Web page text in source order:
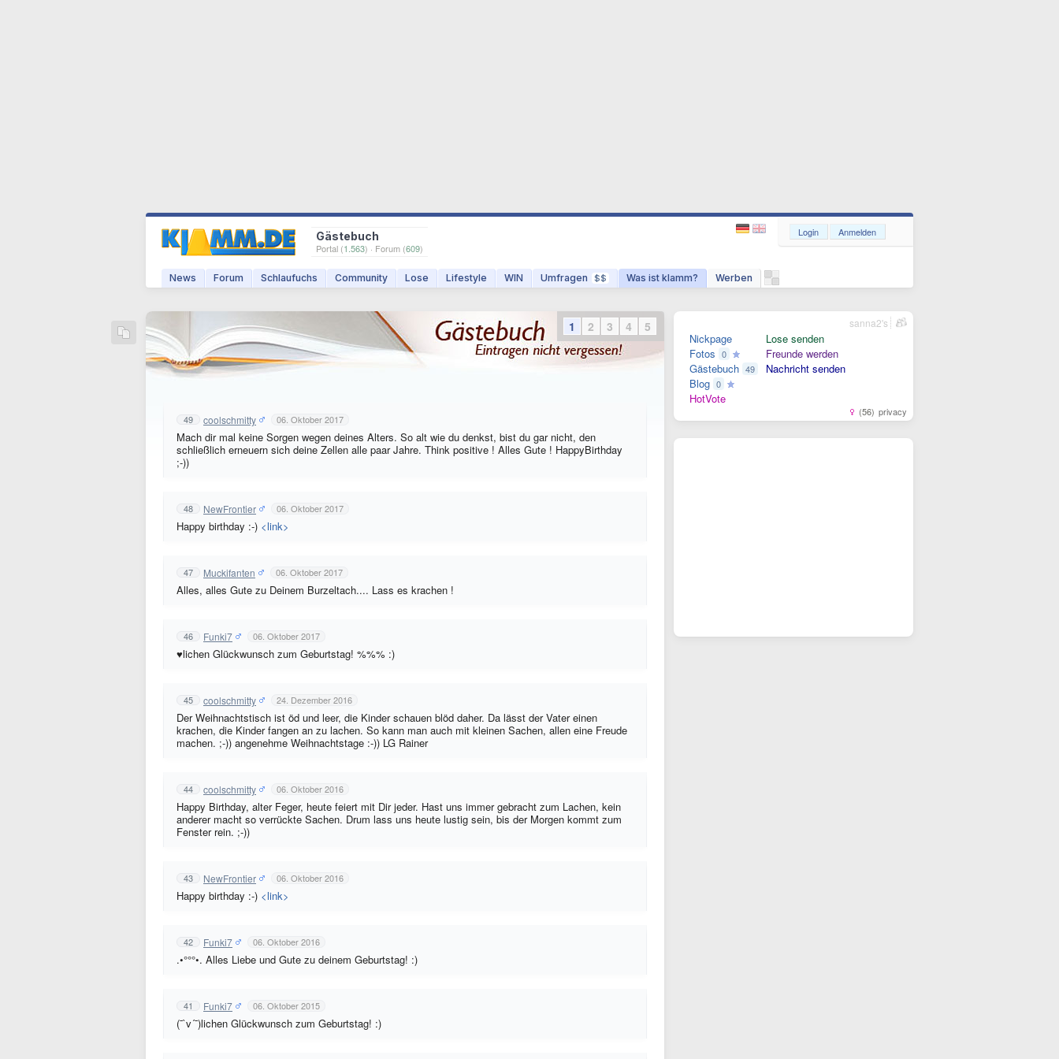
Gästebuch
Portal (1.563) · Forum (609)
News Forum Schlaufuchs Community Lose Lifestyle WIN Umfragen $$ Was ist klamm? Werben
Login Anmelden
49 coolschmitty 06. Oktober 2017
Mach dir mal keine Sorgen wegen deines Alters. So alt wie du denkst, bist du gar nicht, den
schließlich erneuern sich deine Zellen alle paar Jahre. Think positive ! Alles Gute ! HappyBirthday
;-))
48 NewFrontier 06. Oktober 2017
Happy birthday :-) <link>
47 Muckifanten 06. Oktober 2017
Alles, alles Gute zu Deinem Burzeltach.... Lass es krachen !
46 Funki7 06. Oktober 2017
♥lichen Glückwunsch zum Geburtstag! %%% :)
45 coolschmitty 24. Dezember 2016
Der Weihnachtstisch ist öd und leer, die Kinder schauen blöd daher. Da lässt der Vater einen
krachen, die Kinder fangen an zu lachen. So kann man auch mit kleinen Sachen, allen eine Freude
machen. ;-)) angenehme Weihnachtstage :-)) LG Rainer
44 coolschmitty 06. Oktober 2016
Happy Birthday, alter Feger, heute feiert mit Dir jeder. Hast uns immer gebracht zum Lachen, kein
anderer macht so verrückte Sachen. Drum lass uns heute lustig sein, bis der Morgen kommt zum
Fenster rein. ;-))
43 NewFrontier 06. Oktober 2016
Happy birthday :-) <link>
42 Funki7 06. Oktober 2016
.•°°°•. Alles Liebe und Gute zu deinem Geburtstag! :)
41 Funki7 06. Oktober 2015
(¯`v´¯)lichen Glückwunsch zum Geburtstag! :)
1 2 3 4 5
Nickpage
Fotos 0
Gästebuch 49
Blog 0
HotVote
Lose senden
Freunde werden
Nachricht senden
(56) privacy
sanna2's